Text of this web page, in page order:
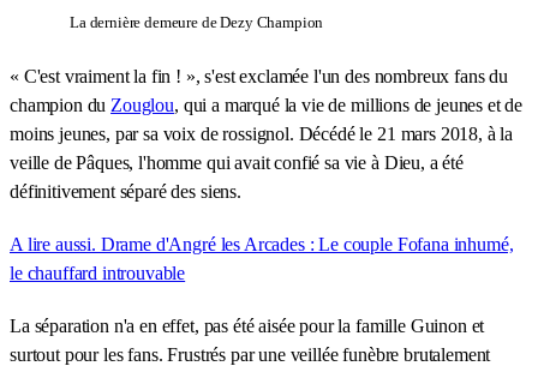
La dernière demeure de Dezy Champion
« C'est vraiment la fin ! », s'est exclamée l'un des nombreux fans du
champion du Zouglou, qui a marqué la vie de millions de jeunes et de
moins jeunes, par sa voix de rossignol. Décédé le 21 mars 2018, à la
veille de Pâques, l'homme qui avait confié sa vie à Dieu, a été
définitivement séparé des siens.
A lire aussi. Drame d'Angré les Arcades : Le couple Fofana inhumé,
le chauffard introuvable
La séparation n'a en effet, pas été aisée pour la famille Guinon et
surtout pour les fans. Frustrés par une veillée funèbre brutalement